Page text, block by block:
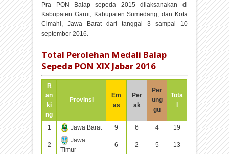
Pra PON Balap sepeda 2015 dilaksanakan di
Kabupaten Garut, Kabupaten Sumedang, dan Kota
Cimahi, Jawa Barat dari tanggal 3 sampai 10
september 2016.
Total Perolehan Medali Balap
Sepeda PON XIX Jabar 2016
R
an
ki
ng
Provinsi
Em
as
Per
ak
Per
ung
gu
Tota
1 Jawa Barat 9 6 4 19
2
Jawa
Timur
6 2 5 13